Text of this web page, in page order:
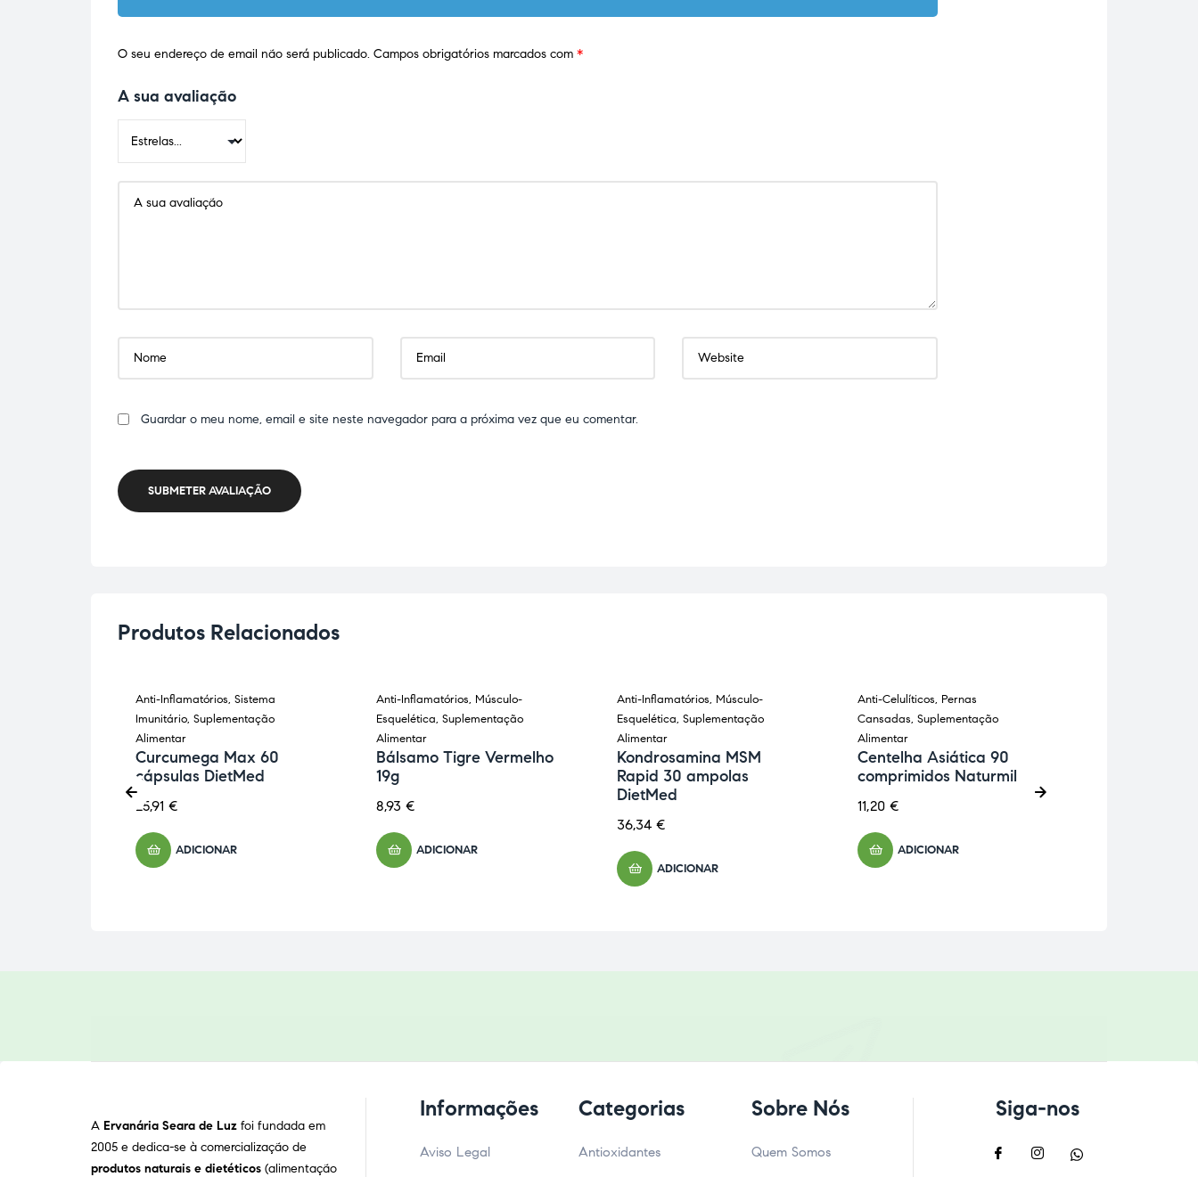
O seu endereço de email não será publicado. Campos obrigatórios marcados com *
A sua avaliação
Guardar o meu nome, email e site neste navegador para a próxima vez que eu comentar.
SUBMETER AVALIAÇÃO
Produtos Relacionados
Anti-Inflamatórios, Sistema
Imunitário, Suplementação
Alimentar
Curcumega Max 60
cápsulas DietMed
25,91 €
ADICIONAR
Anti-Inflamatórios, Músculo-
Esquelética, Suplementação
Alimentar
Bálsamo Tigre Vermelho
19g
8,93 €
ADICIONAR
Anti-Inflamatórios, Músculo-
Esquelética, Suplementação
Alimentar
Kondrosamina MSM
Rapid 30 ampolas
DietMed
36,34 €
ADICIONAR
Anti-Celulíticos, Pernas
Cansadas, Suplementação
Alimentar
Centelha Asiática 90
comprimidos Naturmil
11,20 €
ADICIONAR
A Ervanária Seara de Luz foi fundada em
2005 e dedica-se à comercialização de
produtos naturais e dietéticos (alimentação
Informações
Aviso Legal
Categorias
Antioxidantes
Sobre Nós
Quem Somos
Siga-nos